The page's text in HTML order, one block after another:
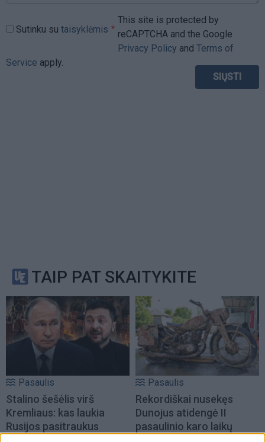
Sutinku su taisyklėmis
This site is protected by
reCAPTCHA and the Google
Privacy Policy and Terms of
Service apply.
TAIP PAT SKAITYKITE
Pasaulis
Stalino šešėlis virš
Kremliaus: kas laukia
Rusijos pasitraukus
Pasaulis
Rekordiškai nusekęs
Dunojus atidengė II
pasaulinio karo laikų